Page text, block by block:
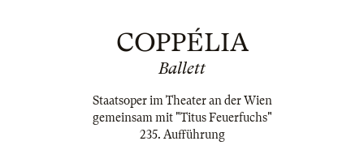
COPPÉLIA
Ballett
Staatsoper im Theater an der Wien
gemeinsam mit "Titus Feuerfuchs"
235. Aufführung